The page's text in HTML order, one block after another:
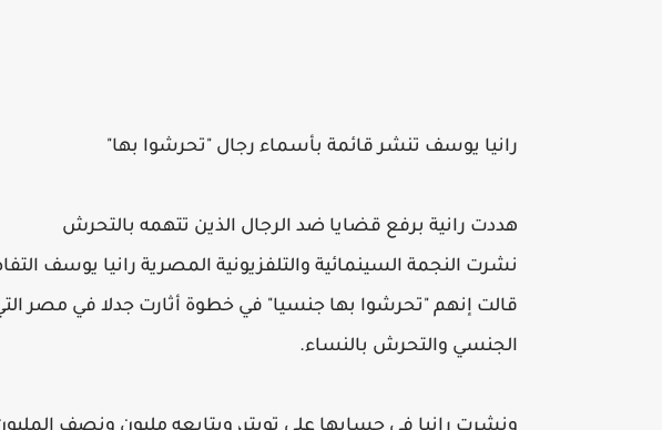
رانيا يوسف تنشر قائمة بأسماء رجال "تحرشوا بها"
هددت رانية برفع قضايا ضد الرجال الذين تتهمه بالتحرش
نشرت النجمة السينمائية والتلفزيونية المصرية رانيا يوسف
قالت إنهم "تحرشوا بها جنسيا" في خطوة أثارت جدلا في مصر
الجنسي والتحرش بالنساء.